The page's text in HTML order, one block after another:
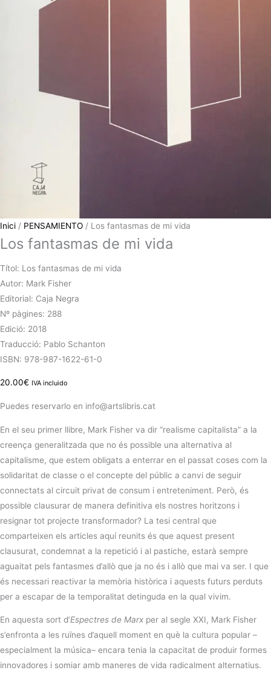
Inici / PENSAMIENTO / Los fantasmas de mi vida
Los fantasmas de mi vida
Títol: Los fantasmas de mi vida
Autor: Mark Fisher
Editorial: Caja Negra
Nº pàgines: 288
Edició: 2018
Traducció: Pablo Schanton
ISBN: 978-987-1622-61-0
20.00€ IVA incluido
Puedes reservarlo en info@artslibris.cat
En el seu primer llibre, Mark Fisher va dir “realisme capitalista” a la
creença generalitzada que no és possible una alternativa al
capitalisme, que estem obligats a enterrar en el passat coses com la
solidaritat de classe o el concepte del públic a canvi de seguir
connectats al circuit privat de consum i entreteniment. Però, és
possible clausurar de manera definitiva els nostres horitzons i
resignar tot projecte transformador? La tesi central que
comparteixen els articles aquí reunits és que aquest present
clausurat, condemnat a la repetició i al pastiche, estarà sempre
aguaitat pels fantasmes d’allò que ja no és i allò que mai va ser. I que
és necessari reactivar la memòria històrica i aquests futurs perduts
per a escapar de la temporalitat detinguda en la qual vivim.
En aquesta sort d’Espectres de Marx per al segle XXI, Mark Fisher
s’enfronta a les ruïnes d’aquell moment en què la cultura popular –
especialment la música– encara tenia la capacitat de produir formes
innovadores i somiar amb maneres de vida radicalment alternatius.